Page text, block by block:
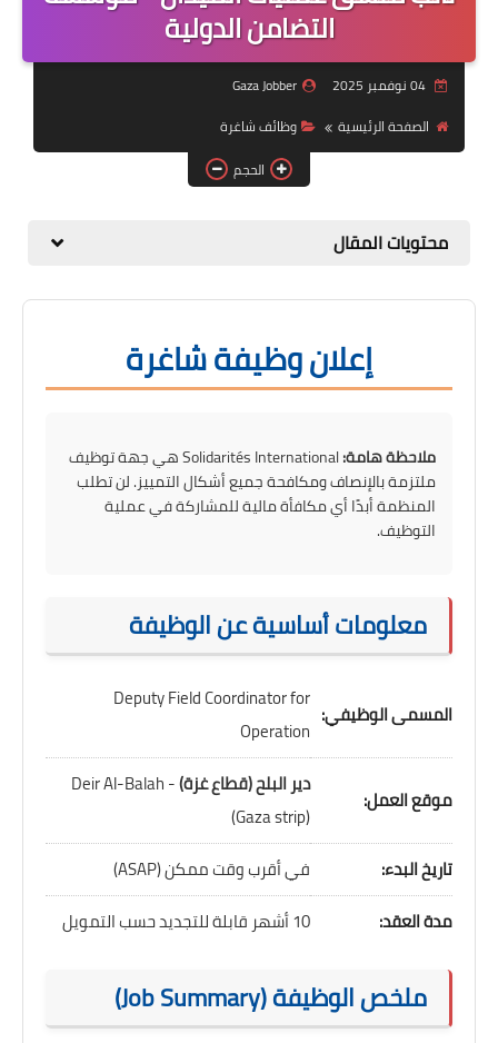
منوعات
نماذج سيرة ذاتية
التضامن الدولية
04 نوفمبر 2025
Gaza Jobber
الصفحة الرئيسية
وظائف شاغرة
الحجم
محتويات المقال
إعلان وظيفة شاغرة
ملاحظة هامة:
Solidarités International هي جهة توظيف
ملتزمة بالإنصاف ومكافحة جميع أشكال التمييز. لن تطلب
المنظمة أبدًا أي مكافأة مالية للمشاركة في عملية
التوظيف.
معلومات أساسية عن الوظيفة
المسمى الوظيفي:
Deputy Field Coordinator for
Operation
موقع العمل:
دير البلح (قطاع غزة) - Deir Al-Balah
(Gaza strip)
تاريخ البدء:
في أقرب وقت ممكن (ASAP)
مدة العقد:
10 أشهر قابلة للتجديد حسب التمويل
ملخص الوظيفة (Job Summary
)